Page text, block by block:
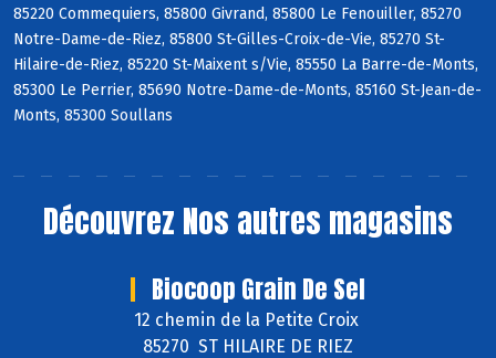
85220 Commequiers, 85800 Givrand, 85800 Le Fenouiller, 85270
Notre-Dame-de-Riez, 85800 St-Gilles-Croix-de-Vie, 85270 St-
Hilaire-de-Riez, 85220 St-Maixent s/Vie, 85550 La Barre-de-Monts,
85300 Le Perrier, 85690 Notre-Dame-de-Monts, 85160 St-Jean-de-
Monts, 85300 Soullans
Découvrez Nos autres magasins
Biocoop Grain De Sel
12 chemin de la Petite Croix
85270 ST HILAIRE DE RIEZ